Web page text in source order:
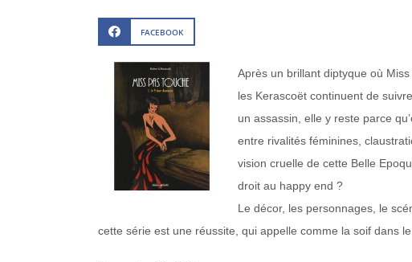
FACEBOOK
Après un brillant diptyque où
les Kerascoët continuent de
un assassin, elle y reste parce
entre rivalités féminines,
vision cruelle de cette Belle
droit au happy end ?
Le décor, les personnages, le
cette série est une réussite, qui appelle comme la soif dans